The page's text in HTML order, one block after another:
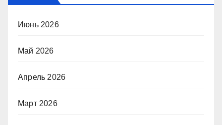
Июнь 2026
Май 2026
Апрель 2026
Март 2026